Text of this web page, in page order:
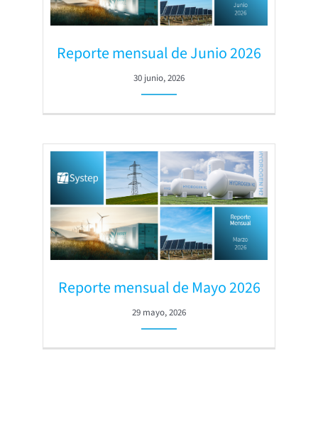
Reporte mensual de Junio 2026
30 junio, 2026
Reporte mensual de Mayo 2026
29 mayo, 2026